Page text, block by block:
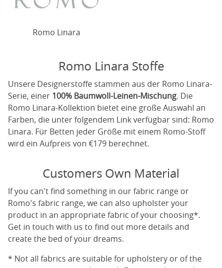
Romo Linara
Romo Linara Stoffe
Unsere Designerstoffe stammen aus der Romo Linara-
Serie, einer 100% Baumwoll-Leinen-Mischung. Die
Romo Linara-Kollektion bietet eine große Auswahl an
Farben, die unter folgendem Link verfügbar sind: Romo
Linara. Für Betten jeder Größe mit einem Romo-Stoff
wird ein Aufpreis von €179 berechnet.
Customers Own Material
If you can't find something in our fabric range or
Romo's fabric range, we can also upholster your
product in an appropriate fabric of your choosing*.
Get in touch with us to find out more details and
create the bed of your dreams.
* Not all fabrics are suitable for upholstery or of the